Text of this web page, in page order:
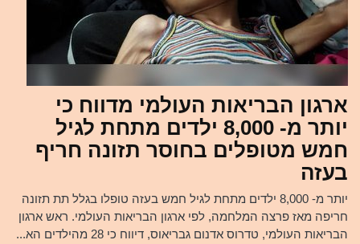
ארגון הבריאות העולמי מדווח כי
יותר מ- 8,000 ילדים מתחת לגיל
חמש מטופלים בחוסר תזונה חריף
בעזה
יותר מ- 8,000 ילדים מתחת לגיל חמש בעזה טופלו בגלל תת תזונה
חריפה מאז פרצה המלחמה, לפי ארגון הבריאות העולמי. ראש ארגון
הבריאות העולמי, טדרוס אדנום גבריאוס, דיווח כי 28 מהילדים הא...